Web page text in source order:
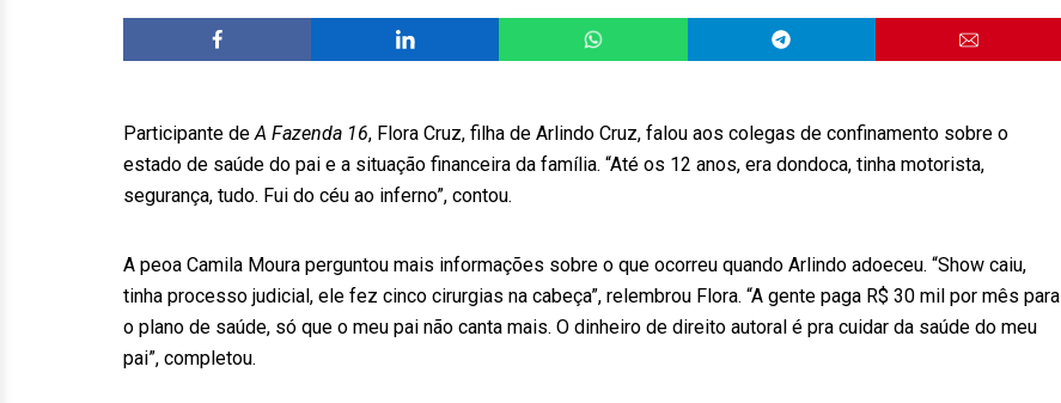
Participante deA Fazenda 16, Flora Cruz, filha de Arlindo Cruz, falou aos colegas de confinamento sobre o
estado de saúde do pai e a situação financeira da família. “Até os 12 anos, era dondoca, tinha motorista,
segurança, tudo. Fui do céu ao inferno”, contou.
A peoa Camila Moura perguntou mais informações sobre o que ocorreu quando Arlindo adoeceu. “Show caiu,
tinha processo judicial, ele fez cinco cirurgias na cabeça”, relembrou Flora. “A gente paga R$ 30 mil por mês para
o plano de saúde, só que o meu pai não canta mais. O dinheiro de direito autoral é pra cuidar da saúde do meu
pai”, completou.